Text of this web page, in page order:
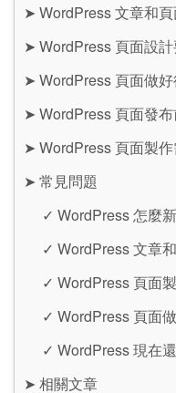
➤ WordPress 文章和
➤ WordPress 頁面設
➤ WordPress 頁面做
➤ WordPress 頁面發
➤ WordPress 頁面製
➤ 常見問題
✓ WordPress 怎麼
✓ WordPress 文章
✓ WordPress 頁面
✓ WordPress 頁面
✓ WordPress 現在
➤ 相關文章